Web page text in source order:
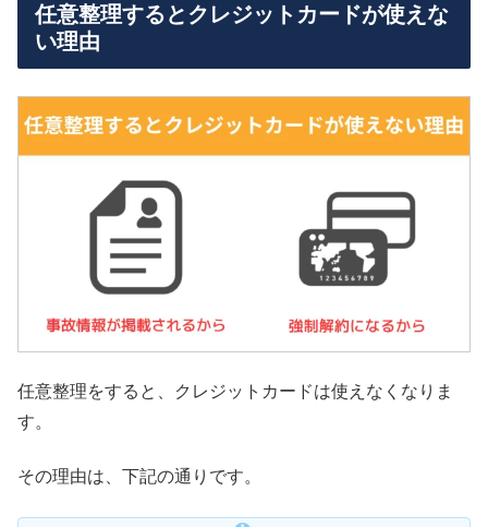
任意整理するとクレジットカードが使えな
い理由
任意整理をすると、クレジットカードは使えなくなりま
す。
その理由は、下記の通りです。